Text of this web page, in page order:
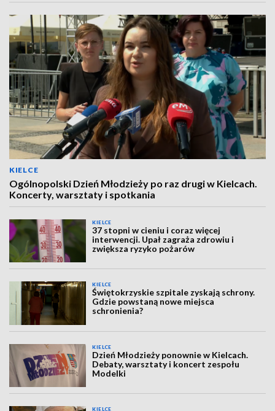
KIELCE
Ogólnopolski Dzień Młodzieży po raz drugi w Kielcach.
Koncerty, warsztaty i spotkania
KIELCE
37 stopni w cieniu i coraz więcej
interwencji. Upał zagraża zdrowiu i
zwiększa ryzyko pożarów
KIELCE
Świętokrzyskie szpitale zyskają schrony.
Gdzie powstaną nowe miejsca
schronienia?
KIELCE
Dzień Młodzieży ponownie w Kielcach.
Debaty, warsztaty i koncert zespołu
Modelki
KIELCE